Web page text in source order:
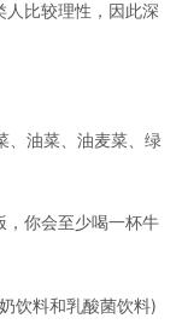
人比较理性，因此深
、油菜、油麦菜、绿
，你会至少喝一杯牛
饮料和乳酸菌饮料)